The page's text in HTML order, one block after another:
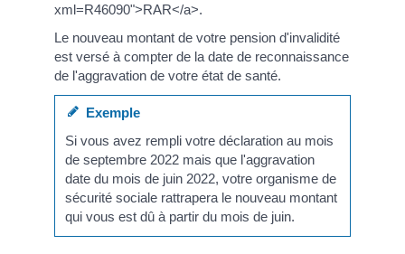
xml=R46090">RAR</a>.
Le nouveau montant de votre pension d'invalidité
est versé à compter de la date de reconnaissance
de l'aggravation de votre état de santé.
Exemple
Si vous avez rempli votre déclaration au mois
de septembre 2022 mais que l'aggravation
date du mois de juin 2022, votre organisme de
sécurité sociale rattrapera le nouveau montant
qui vous est dû à partir du mois de juin.